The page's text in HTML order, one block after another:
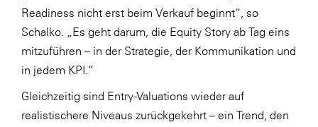
Readiness nicht erst beim Verkauf beginnt“, so
Schalko. „Es geht darum, die Equity Story ab Tag eins
mitzuführen – in der Strategie, der Kommunikation und
in jedem KPI.“
Gleichzeitig sind Entry-Valuations wieder auf
realistischere Niveaus zurückgekehrt – ein Trend, den